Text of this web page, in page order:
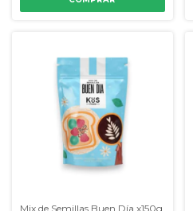
Mix de Semillas Buen Día x150g